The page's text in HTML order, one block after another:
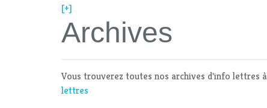
[+]
Archives
Vous trouverez toutes nos archives d'info lettres
lettres